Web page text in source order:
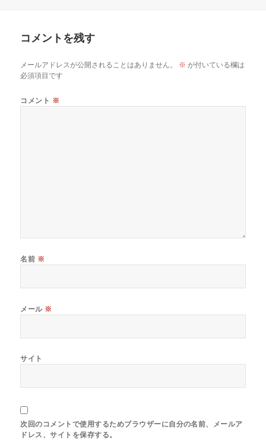
コメントを残す
メールアドレスが公開されることはありません。 ※ が付いている欄は
必須項目です
コメント ※
名前 ※
メール ※
サイト
次回のコメントで使用するためブラウザーに自分の名前、メールア
ドレス、サイトを保存する。